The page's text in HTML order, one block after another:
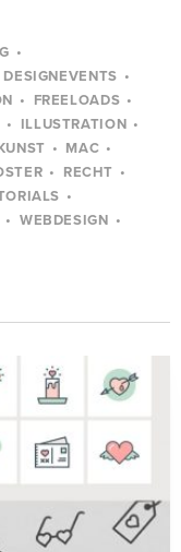
DESIGNEVENTS
FREELOADS
ILLUSTRATION
MAC
RECHT
WEBDESIGN